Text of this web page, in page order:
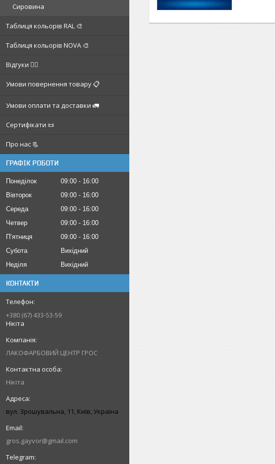
Сировина
Таблиця кольорів RAL 🎨
Таблиця кольорів NOVA 🎨
Відгуки ✍🏼
Умови повернення товару 📋
Умови оплати та доставки 🚛
Сертифікати 📜
Про нас 📃
ГРАФІК РОБОТИ
Понеділок 09:00
16:00
Вівторок
09:00
16:00
Середа
09:00
16:00
Четвер
09:00
16:00
Пʼятниця
09:00
16:00
Субота
Вихідний
Неділя
Вихідний
КОНТАКТИ
+380 (67) 433-53-59
Нікіта
ЛАКОФАРБОВИЙ ЦЕНТР ГРОС
Нікіта
вул. Зрошувальна, 11, Київ, Україна
gros.gayvor@gmail.com